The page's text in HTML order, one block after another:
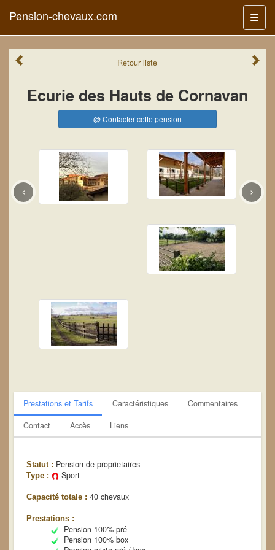
Menu
Pension-chevaux.com
Retourliste
Ecurie des Hauts de Cornavan
@ Contacter cette pension
‹ ›
Prestations et Tarifs Caractéristiques
Commentaires
Contact
Accès Liens
Statut : Pension de proprietaires
Type : Sport
Capacité totale : 40 chevaux
Prestations :
Pension 100% pré
Pension 100% box